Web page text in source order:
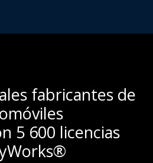
fabricantes de
5 600 licencias